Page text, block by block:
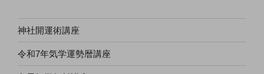
神社開運術講座
令和7年気学運勢暦講座